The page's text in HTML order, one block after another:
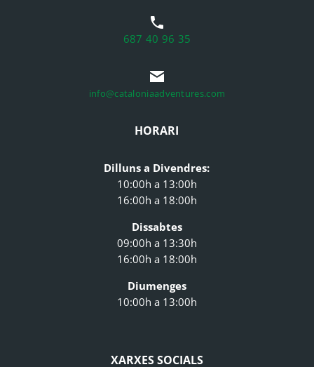
687 40 96 35
info@cataloniaadventures.com
HORARI
Dilluns a Divendres:
10:00h a 13:00h
16:00h a 18:00h
Dissabtes
09:00h a 13:30h
16:00h a 18:00h
Diumenges
10:00h a 13:00h
XARXES SOCIALS